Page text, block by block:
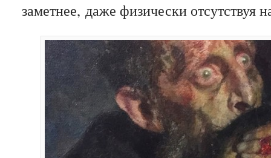
заметнее, даже физически отсутствуя